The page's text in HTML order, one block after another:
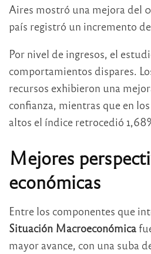
Aires mostró una mejora del
país registró un incremento
Por nivel de ingresos, el
comportamientos dispares.
recursos exhibieron una
confianza, mientras que en
altos el índice retrocedió
Mejores
económicas
Entre los componentes que
Situación Macroeconómica
mayor avance, con una suba